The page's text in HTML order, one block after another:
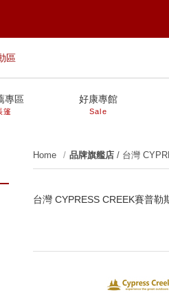
區
專區
篷
好康專館
Sale
Home 品牌旗艦店 / 台灣
台灣 CYPRESS CREEK賽普勒